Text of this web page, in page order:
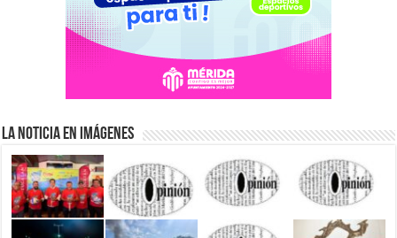
La Noticia en Imágenes